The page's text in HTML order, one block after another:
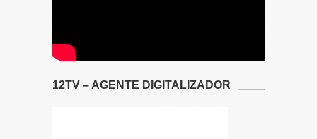
12TV – AGENTE DIGITALIZADOR